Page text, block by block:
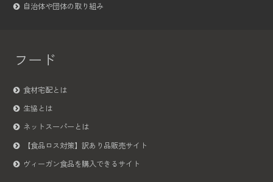
自治体や団体の取り組み
フード
食材宅配とは
生協とは
ネットスーパーとは
【食品ロス対策】訳あり品販売サイト
ヴィーガン食品を購入できるサイト